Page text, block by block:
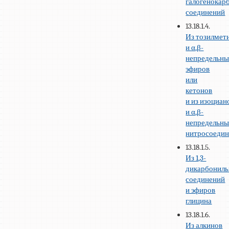
соединений
13.18.1.4.
Из
и α,β-
эфиров
или
кетонов
и из
и α,β-
13.18.1.5.
Из 1,3-
соединений
и эфиров
глицина
13.18.1.6.
Из алкинов